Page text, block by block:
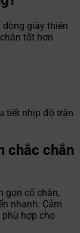
giày thiên
tốt hơn
tiết nhịp độ trận
chắc chắn
gọn cổ chân,
nhanh. Cảm
hợp cho